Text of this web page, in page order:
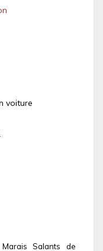
voiture
Salants de